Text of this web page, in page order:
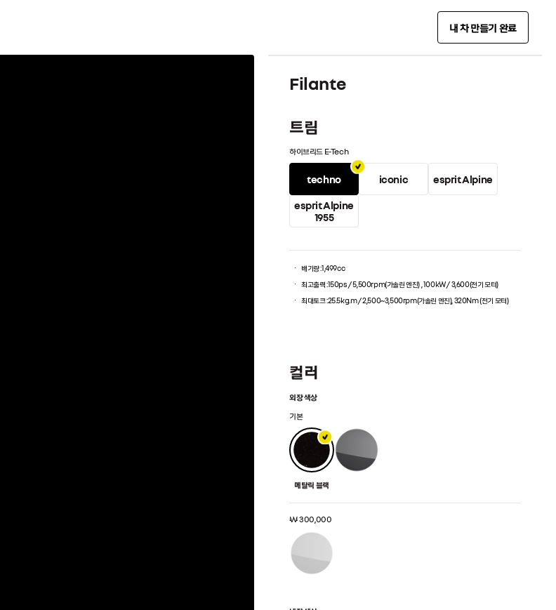
내 차 만들기 완료
Filante
트림
하이브리드 E-Tech
techno iconic esprit Alpine
esprit Alpine
1955
배기량 :1,499cc
최고출력 :150ps / 5,500rpm(가솔린 엔진) , 100kW / 3,600(전기 모터)
최대토크 :25.5kg.m / 2,500~3,500rpm(가솔린 엔진), 320Nm (전기 모터)
컬러
외장 색상
기본
메탈릭 블랙
₩ 300,000